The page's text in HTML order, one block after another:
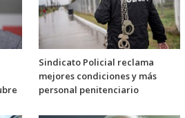
Sindicato Policial reclama
mejores condiciones y más
personal penitenciario